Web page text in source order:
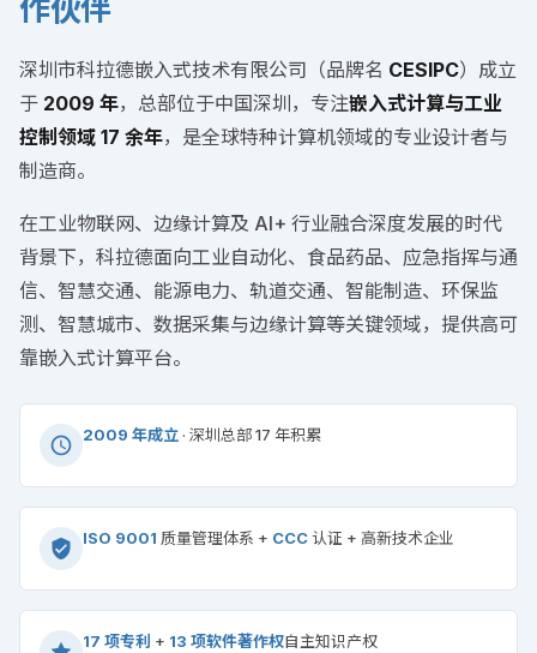
作伙伴
深圳市科拉德嵌入式技术有限公司（品牌名 CESIPC）成立
于 2009 年，总部位于中国深圳，专注嵌入式计算与工业
控制领域 17 余年，是全球特种计算机领域的专业设计者与
制造商。
在工业物联网、边缘计算及 AI+ 行业融合深度发展的时代
背景下，科拉德面向工业自动化、食品药品、应急指挥与通
信、智慧交通、能源电力、轨道交通、智能制造、环保监
测、智慧城市、数据采集与边缘计算等关键领域，提供高可
靠嵌入式计算平台。
2009 年成立· 深圳总部 17 年积累
ISO 9001 质量管理体系 + CCC认证 + 高新技术企业
17 项专利 + 13 项软件著作权自主知识产权